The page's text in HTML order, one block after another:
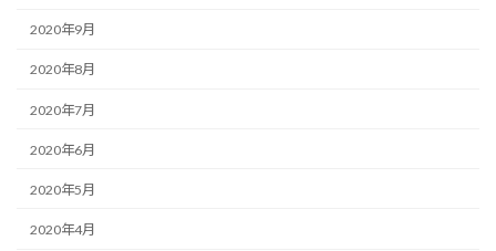
2020年9月
2020年8月
2020年7月
2020年6月
2020年5月
2020年4月